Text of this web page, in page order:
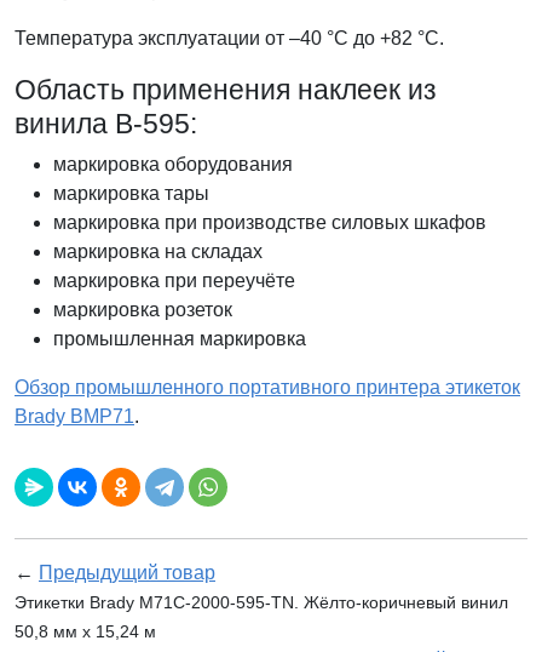
Температура эксплуатации от –40 °C до +82 °С.
Область применения наклеек из
винила В-595:
маркировка оборудования
маркировка тары
маркировка при производстве силовых шкафов
маркировка на складах
маркировка при переучёте
маркировка розеток
промышленная маркировка
Обзор промышленного портативного принтера этикеток
Brady BMP71.
← Предыдущий товар
Этикетки Brady M71C-2000-595-TN. Жёлто-коричневый винил
50,8 мм x 15,24 м